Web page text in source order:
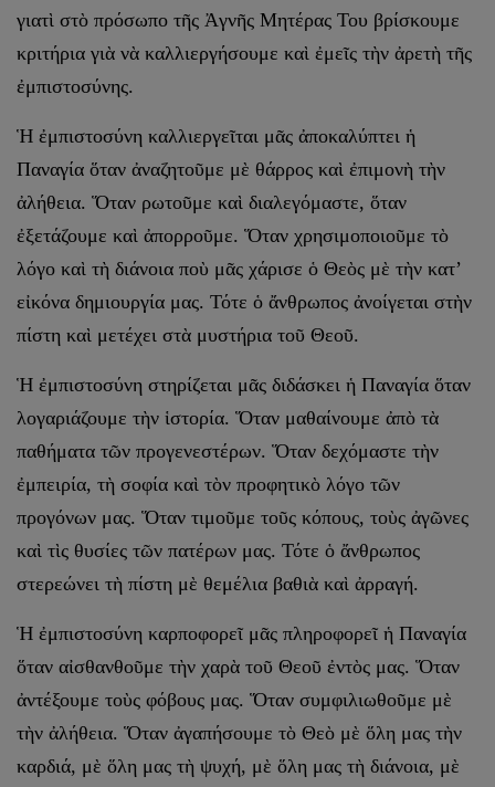
γιατὶ στὸ πρόσωπο τῆς Ἀγνῆς Μητέρας Του βρίσκουμε
κριτήρια γιὰ νὰ καλλιεργήσουμε καὶ ἐμεῖς τὴν ἀρετὴ τῆς
ἐμπιστοσύνης.
Ἡ ἐμπιστοσύνη καλλιεργεῖται μᾶς ἀποκαλύπτει ἡ
Παναγία ὅταν ἀναζητοῦμε μὲ θάρρος καὶ ἐπιμονὴ τὴν
ἀλήθεια. Ὅταν ρωτοῦμε καὶ διαλεγόμαστε, ὅταν
ἐξετάζουμε καὶ ἀπορροῦμε. Ὅταν χρησιμοποιοῦμε τὸ
λόγο καὶ τὴ διάνοια ποὺ μᾶς χάρισε ὁ Θεὸς μὲ τὴν κατ’
εἰκόνα δημιουργία μας. Τότε ὁ ἄνθρωπος ἀνοίγεται στὴν
πίστη καὶ μετέχει στὰ μυστήρια τοῦ Θεοῦ.
Ἡ ἐμπιστοσύνη στηρίζεται μᾶς διδάσκει ἡ Παναγία ὅταν
λογαριάζουμε τὴν ἱστορία. Ὅταν μαθαίνουμε ἀπὸ τὰ
παθήματα τῶν προγενεστέρων. Ὅταν δεχόμαστε τὴν
ἐμπειρία, τὴ σοφία καὶ τὸν προφητικὸ λόγο τῶν
προγόνων μας. Ὅταν τιμοῦμε τοῦς κόπους, τοὺς ἀγῶνες
καὶ τὶς θυσίες τῶν πατέρων μας. Τότε ὁ ἄνθρωπος
στερεώνει τὴ πίστη μὲ θεμέλια βαθιὰ καὶ ἀρραγή.
Ἡ ἐμπιστοσύνη καρποφορεῖ μᾶς πληροφορεῖ ἡ Παναγία
ὅταν αἰσθανθοῦμε τὴν χαρὰ τοῦ Θεοῦ ἐντὸς μας. Ὅταν
ἀντέξουμε τοὺς φόβους μας. Ὅταν συμφιλιωθοῦμε μὲ
τὴν ἀλήθεια. Ὅταν ἀγαπήσουμε τὸ Θεὸ μὲ ὅλη μας τὴν
καρδιά, μὲ ὅλη μας τὴ ψυχή, μὲ ὅλη μας τὴ διάνοια, μὲ